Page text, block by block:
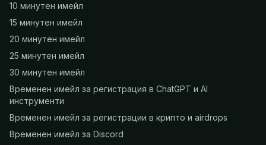
10 минутен имейл
15 минутен имейл
20 минутен имейл
25 минутен имейл
30 минутен имейл
Временен имейл за регистрация в ChatGPT и AI
инструменти
Временен имейл за регистрации в крипто и airdrops
Временен имейл за Discord